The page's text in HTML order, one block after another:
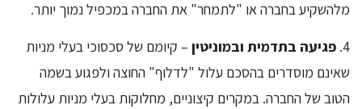
מלהשקיע בחברה או "לתמחר" את החברה במכפיל נמוך יותר.
4. פגיעה בתדמית ובמוניטין – קיומם של סכסוכי בעלי מניות
שאינם מוסדרים בהסכם עלול "לדלוף" החוצה ולפגוע בשמה
הטוב של החברה. במקרים קיצוניים, מחלוקות בעלי מניות עלולות